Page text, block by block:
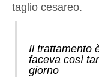
taglio cesareo.
Il trattamento
faceva così
giorno